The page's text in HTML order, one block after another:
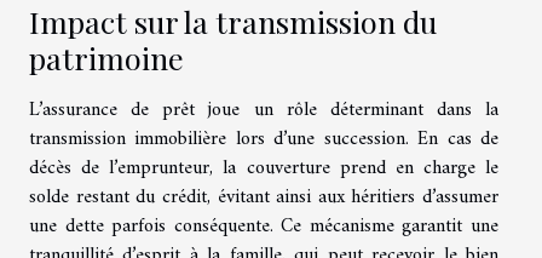
Impact sur la transmission du
patrimoine
L’assurance de prêt joue un rôle déterminant dans la
transmission immobilière lors d’une succession. En cas de
décès de l’emprunteur, la couverture prend en charge le
solde restant du crédit, évitant ainsi aux héritiers d’assumer
une dette parfois conséquente. Ce mécanisme garantit une